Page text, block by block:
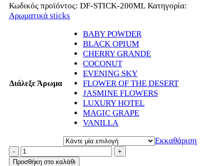
Κωδικός προϊόντος: DF-STICK-200ML Κατηγορία:
Αρωματικά sticks
Διάλεξε Άρωμα
BABY POWDER
BLACK OPIUM
CHERRY GRANDE
COCONUT
EVENING SKY
FLOWER OF THE DESERT
JASMINE FLOWERS
LUXURY HOTEL
MAGIC GRAPE
VANILLA
Εκκαθάριση
-
+
Προσθήκη στο καλάθι